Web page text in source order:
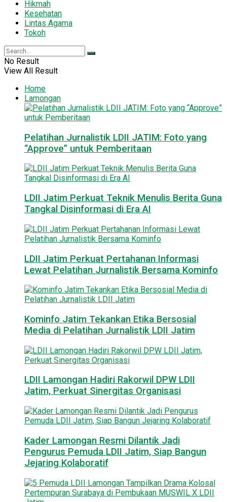
Hikmah
Kesehatan
Lintas Agama
Tokoh
No Result
View All Result
Home
Lamongan
Pelatihan Jurnalistik LDII JATIM: Foto yang
“Approve” untuk Pemberitaan
LDII Jatim Perkuat Teknik Menulis Berita Guna
Tangkal Disinformasi di Era AI
LDII Jatim Perkuat Pertahanan Informasi
Lewat Pelatihan Jurnalistik Bersama Kominfo
Kominfo Jatim Tekankan Etika Bersosial
Media di Pelatihan Jurnalistik LDII Jatim
LDII Lamongan Hadiri Rakorwil DPW LDII
Jatim, Perkuat Sinergitas Organisasi
Kader Lamongan Resmi Dilantik Jadi
Pengurus Pemuda LDII Jatim, Siap Bangun
Jejaring Kolaboratif